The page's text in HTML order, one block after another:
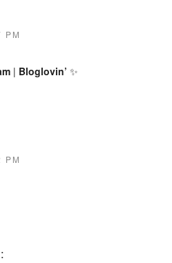
PM
| Bloglovin’ ✨
PM